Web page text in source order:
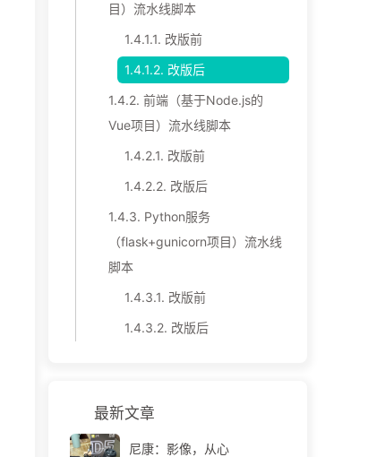
目）流水线脚本
1.4.1.1. 改版前
1.4.1.2. 改版后
1.4.2. 前端（基于Node.js的
Vue项目）流水线脚本
1.4.2.1. 改版前
1.4.2.2. 改版后
1.4.3. Python服务
（flask+gunicorn项目）流水线
脚本
1.4.3.1. 改版前
1.4.3.2. 改版后
最新文章
尼康：影像，从心